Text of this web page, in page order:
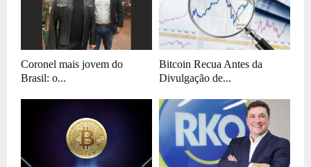
Coronel mais jovem do
Brasil: o...
Bitcoin Recua Antes da
Divulgação de...